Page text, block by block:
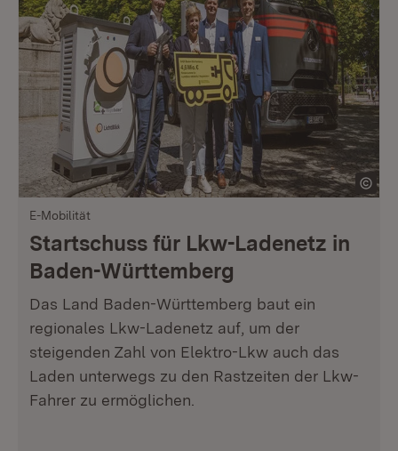
E-Mobilität
Startschuss für Lkw-Ladenetz in
Baden-Württemberg
Das Land Baden-Württemberg baut ein
regionales Lkw-Ladenetz auf, um der
steigenden Zahl von Elektro-Lkw auch das
Laden unterwegs zu den Rastzeiten der Lkw-
Fahrer zu ermöglichen.